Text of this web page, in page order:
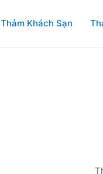
Thảm Khách Sạn